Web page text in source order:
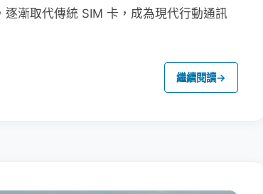
漸取代傳統 SIM 卡，成為現代行動通訊
繼續閱讀→